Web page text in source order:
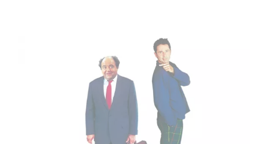
Dinner für Spinner wird 27: Rückblick auf einen Kultfilm
mit weltweitem Erfolg